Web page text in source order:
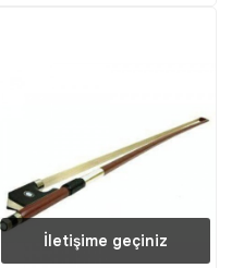
İletişime geçiniz